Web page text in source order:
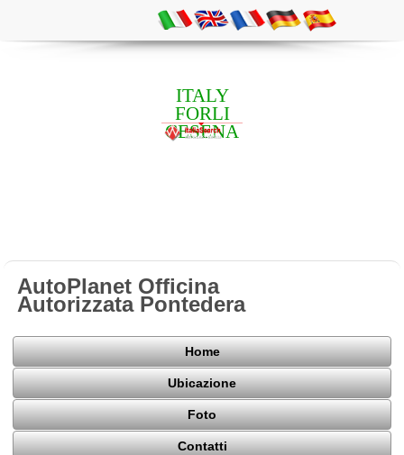
ITALY
FORLI
CESENA
AutoPlanet Officina
Autorizzata Pontedera
Home
Ubicazione
Foto
Contatti